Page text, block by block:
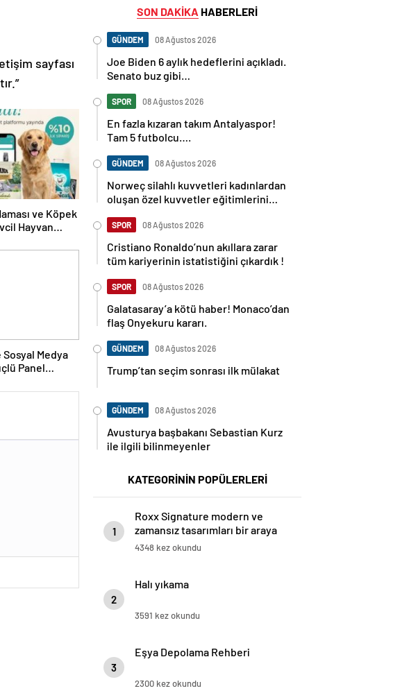
sayfası
ve Köpek
Hayvan
Medya
Panel
SON DAKİKA HABERLERİ
GÜNDEM 08 Ağustos 2026
Joe Biden 6 aylık hedeflerini açıkladı.
Senato buz gibi…
SPOR 08 Ağustos 2026
En fazla kızaran takım Antalyaspor!
Tam 5 futbolcu….
GÜNDEM 08 Ağustos 2026
Norweç silahlı kuvvetleri kadınlardan
oluşan özel kuvvetler eğitimlerini
SPOR 08 Ağustos 2026
Cristiano Ronaldo’nun akıllara zarar
tüm kariyerinin istatistiğini çıkardık !
SPOR 08 Ağustos 2026
Galatasaray’a kötü haber! Monaco’dan
flaş Onyekuru kararı.
GÜNDEM 08 Ağustos 2026
Trump’tan seçim sonrası ilk mülakat
GÜNDEM 08 Ağustos 2026
Avusturya başbakanı Sebastian Kurz
ile ilgili bilinmeyenler
KATEGORİNİN POPÜLERLERİ
1
Roxx Signature modern ve
zamansız tasarımları bir araya
getiriyor
4348 kez okundu
2
Halı yıkama
3591 kez okundu
3
Eşya Depolama Rehberi
2300 kez okundu